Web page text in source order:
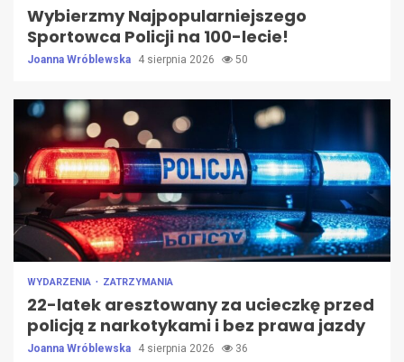
Wybierzmy Najpopularniejszego
Sportowca Policji na 100-lecie!
Joanna Wróblewska 4 sierpnia 2026 50
WYDARZENIA ZATRZYMANIA
22-latek aresztowany za ucieczkę przed
policją z narkotykami i bez prawa jazdy
Joanna Wróblewska 4 sierpnia 2026 36